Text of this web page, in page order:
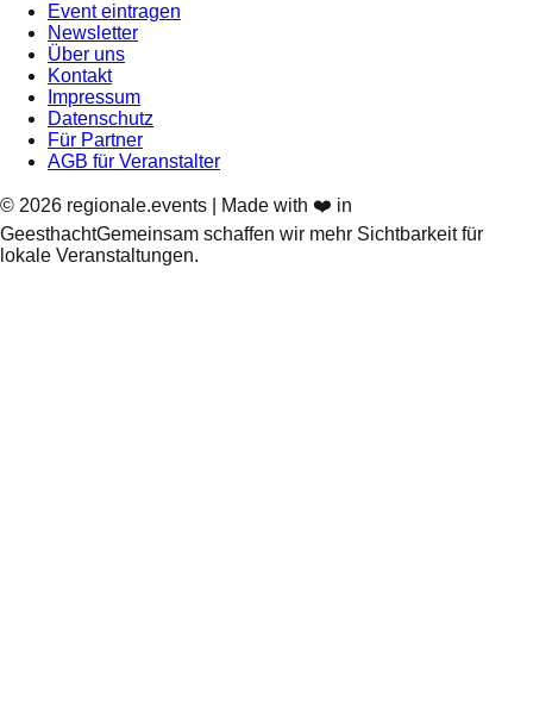
Event eintragen
Newsletter
Über uns
Kontakt
Impressum
Datenschutz
Für Partner
AGB für Veranstalter
© 2026 regionale.events | Made with ❤️ in
GeesthachtGemeinsam schaffen wir mehr Sichtbarkeit für
lokale Veranstaltungen.